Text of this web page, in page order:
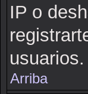
IP o
Arriba